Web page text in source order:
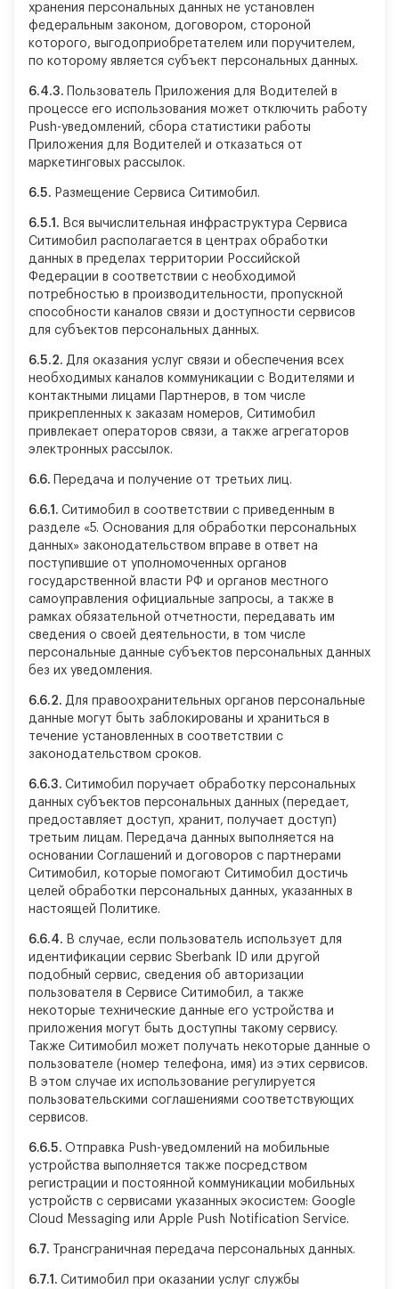
хранения персональных данных не установлен
федеральным законом, договором, стороной
которого, выгодоприобретателем или поручителем,
по которому является субъект персональных данных.
6.4.3.
Пользователь Приложения для Водителей в
процессе его использования может отключить работу
Push-уведомлений, сбора статистики работы
Приложения для Водителей и отказаться от
маркетинговых рассылок.
6.5. Размещение Сервиса Ситимобил.
6.5.1. Вся вычислительная инфраструктура Сервиса
Ситимобил располагается в центрах обработки
данных в пределах территории Российской
Федерации в соответствии с необходимой
потребностью в производительности, пропускной
способности каналов связи и доступности сервисов
для субъектов персональных данных.
6.5.2. Для оказания услуг связи и обеспечения всех
необходимых каналов коммуникации с Водителями и
контактными лицами Партнеров, в том числе
прикрепленных к заказам номеров, Ситимобил
привлекает операторов связи, а также агрегаторов
электронных рассылок.
6.6. Передача и получение от третьих лиц.
6.6.1. Ситимобил в соответствии с приведенным в
разделе «5. Основания для обработки персональных
данных» законодательством вправе в ответ на
поступившие от уполномоченных органов
государственной власти РФ и органов местного
самоуправления официальные запросы, а также в
рамках обязательной отчетности, передавать им
сведения о своей деятельности, в том числе
персональные данные субъектов персональных данных
без их уведомления.
6.6.2. Для правоохранительных органов персональные
данные могут быть заблокированы и храниться в
течение установленных в соответствии с
законодательством сроков.
6.6.3. Ситимобил поручает обработку персональных
данных субъектов персональных данных (передает,
предоставляет доступ, хранит, получает доступ)
третьим лицам. Передача данных выполняется на
основании Соглашений и договоров с партнерами
Ситимобил, которые помогают Ситимобил достичь
целей обработки персональных данных, указанных в
настоящей Политике.
6.6.4. В случае, если пользователь использует для
идентификации сервис Sberbank ID или другой
подобный сервис, сведения об авторизации
пользователя в Сервисе Ситимобил, а также
некоторые технические данные его устройства и
приложения могут быть доступны такому сервису.
Также Ситимобил может получать некоторые данные о
пользователе (номер телефона, имя) из этих сервисов.
В этом случае их использование регулируется
пользовательскими соглашениями соответствующих
сервисов.
6.6.5. Отправка Push-уведомлений на мобильные
устройства выполняется также посредством
регистрации и постоянной коммуникации мобильных
устройств с сервисами указанных экосистем: Google
Cloud Messaging или Apple Push Notification Service.
6.7. Трансграничная передача персональных данных.
6.7.1. Ситимобил при оказании услуг службы